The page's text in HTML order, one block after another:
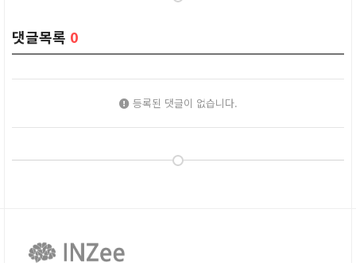
댓글목록 0
등록된 댓글이 없습니다.